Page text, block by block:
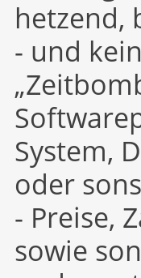
hetzend,
- und
System,
oder
- Preise,
sowie